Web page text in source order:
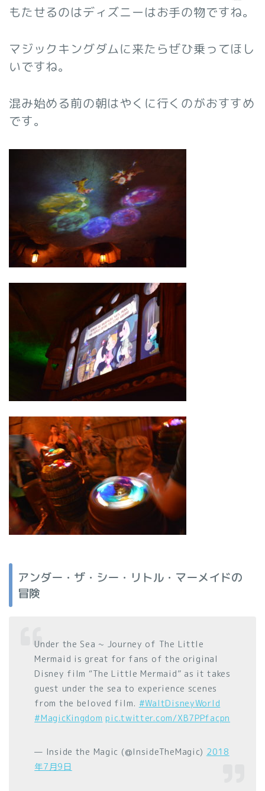
もたせるのはディズニーはお手の物ですね。
マジックキングダムに来たらぜひ乗ってほし
いですね。
混み始める前の朝はやくに行くのがおすすめ
です。
アンダー・ザ・シー・リトル・マーメイドの
冒険
Under the Sea ~ Journey of The Little
Mermaid is great for fans of the original
Disney film “The Little Mermaid” as it takes
guest under the sea to experience scenes
from the beloved film. #WaltDisneyWorld
#MagicKingdom pic.twitter.com/XB7PPfacpn
— Inside the Magic (@InsideTheMagic) 2018
年7月9日